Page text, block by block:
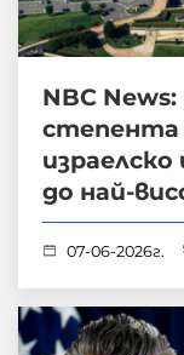
NBC
степента
до най-
07-06-2026г.